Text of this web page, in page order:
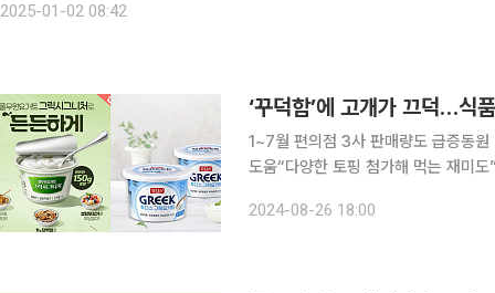
2025-01-02 08:42
‘꾸덕함’에 고개가 끄덕…식
1~7월 편의점 3사 판매량도 급증동원
도움“다양한 토핑 첨가해 먹는 재미도” 헬시플레저(Healthy Pleasure) 트렌드에 힘입어 그
꾸덕꾸덕한 식감과 맛도 한몫을 하면
2024-08-26 18:00